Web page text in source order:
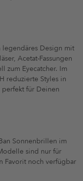
legendäres Design mit
Acetat-Fassungen
zum Eyecatcher. Im
reduzierte Styles in
perfekt für Deinen
Sonnenbrillen im
sind nur für
Favorit noch verfügbar